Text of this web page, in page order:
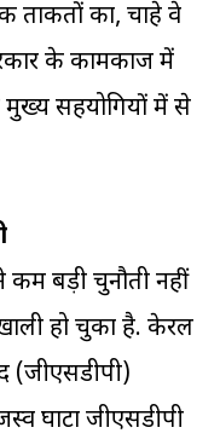
ताकतों का, चाहे वे
के कामकाज में
सहयोगियों में से
कम बड़ी चुनौती नहीं
हो चुका है. केरल
(जीएसडीपी)
घाटा जीएसडीपी